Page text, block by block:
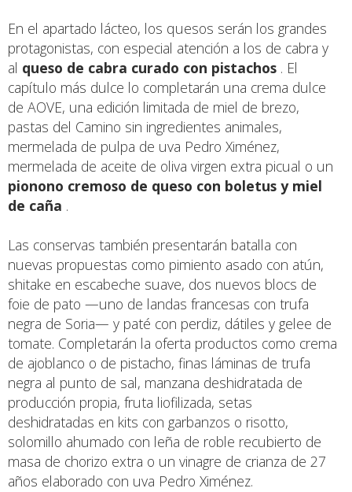
En el apartado lácteo, los quesos serán los grandes
protagonistas, con especial atención a los de cabra y
al queso de cabra curado con pistachos . El
capítulo más dulce lo completarán una crema dulce
de AOVE, una edición limitada de miel de brezo,
pastas del Camino sin ingredientes animales,
mermelada de pulpa de uva Pedro Ximénez,
mermelada de aceite de oliva virgen extra picual o un
pionono cremoso de queso con boletus y miel
de caña .
Las conservas también presentarán batalla con
nuevas propuestas como pimiento asado con atún,
shitake en escabeche suave, dos nuevos blocs de
foie de pato —uno de landas francesas con trufa
negra de Soria— y paté con perdiz, dátiles y gelee de
tomate. Completarán la oferta productos como crema
de ajoblanco o de pistacho, finas láminas de trufa
negra al punto de sal, manzana deshidratada de
producción propia, fruta liofilizada, setas
deshidratadas en kits con garbanzos o risotto,
solomillo ahumado con leña de roble recubierto de
masa de chorizo extra o un vinagre de crianza de 27
años elaborado con uva Pedro Ximénez.